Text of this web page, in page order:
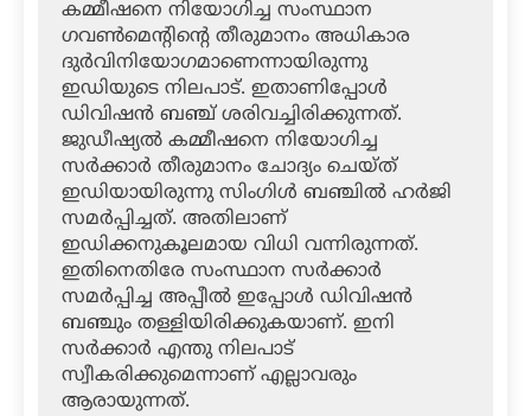
കമ്മീഷനെ നിയോഗിച്ച സംസ്ഥാന
ഗവണ്‍മെന്റിന്റെ തീരുമാനം അധികാര
ദുര്‍വിനിയോഗമാണെന്നായിരുന്നു
ഇഡിയുടെ നിലപാട്. ഇതാണിപ്പോള്‍
ഡിവിഷന്‍ ബഞ്ച് ശരിവച്ചിരിക്കുന്നത്.
ജുഡീഷ്യല്‍ കമ്മീഷനെ നിയോഗിച്ച
സര്‍ക്കാര്‍ തീരുമാനം ചോദ്യം ചെയ്ത്
ഇഡിയായിരുന്നു സിംഗിള്‍ ബഞ്ചില്‍ ഹര്‍ജി
സമര്‍പ്പിച്ചത്. അതിലാണ്
ഇഡിക്കനുകൂലമായ വിധി വന്നിരുന്നത്.
ഇതിനെതിരേ സംസ്ഥാന സര്‍ക്കാര്‍
സമര്‍പ്പിച്ച അപ്പീല്‍ ഇപ്പോള്‍ ഡിവിഷന്‍
ബഞ്ചും തള്ളിയിരിക്കുകയാണ്. ഇനി
സര്‍ക്കാര്‍ എന്തു നിലപാട്
സ്വീകരിക്കുമെന്നാണ് എല്ലാവരും
ആരായുന്നത്.